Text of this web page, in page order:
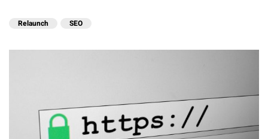
Relaunch SEO